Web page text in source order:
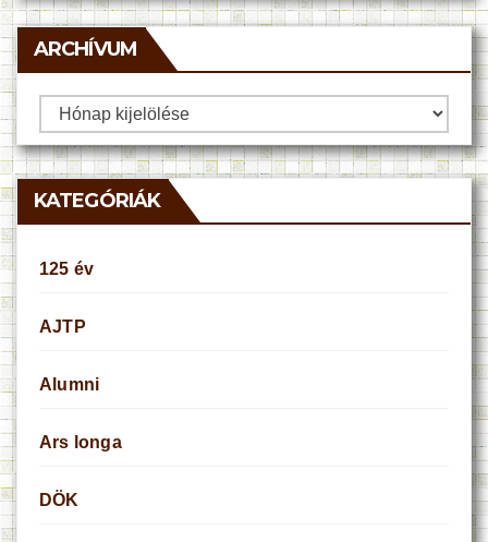
ARCHÍVUM
Archívum
KATEGÓRIÁK
125 év
AJTP
Alumni
Ars longa
DÖK